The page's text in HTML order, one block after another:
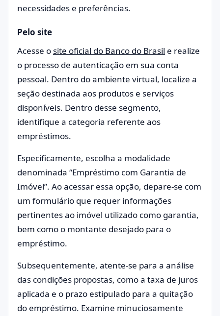
necessidades e preferências.
Pelo site
Acesse o site oficial do Banco do Brasil e realize
o processo de autenticação em sua conta
pessoal. Dentro do ambiente virtual, localize a
seção destinada aos produtos e serviços
disponíveis. Dentro desse segmento,
identifique a categoria referente aos
empréstimos.
Especificamente, escolha a modalidade
denominada “Empréstimo com Garantia de
Imóvel”. Ao acessar essa opção, depare-se com
um formulário que requer informações
pertinentes ao imóvel utilizado como garantia,
bem como o montante desejado para o
empréstimo.
Subsequentemente, atente-se para a análise
das condições propostas, como a taxa de juros
aplicada e o prazo estipulado para a quitação
do empréstimo. Examine minuciosamente